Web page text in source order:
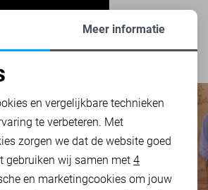
FILTER
cookies
cookies
Meer informatie
en vergelijkbare technieken
te verbeteren. Met
zorgen we dat de website goed
gebruiken wij samen met 4
en marketingcookies om jouw